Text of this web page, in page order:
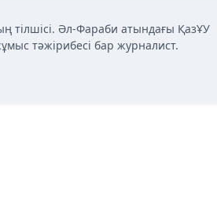
тілшісі. Әл-Фараби атындағы ҚазҰУ
тәжірибесі бар журналист.